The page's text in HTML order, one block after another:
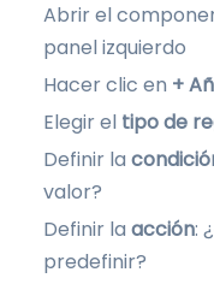
Abrir el
panel izquierdo
Hacer clic en +
Elegir el tipo de
Definir la
valor?
Definir la acción:
predefinir?